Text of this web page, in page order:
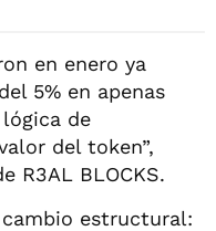
en enero ya
5% en apenas
de
del token”,
R3AL BLOCKS.
estructural: